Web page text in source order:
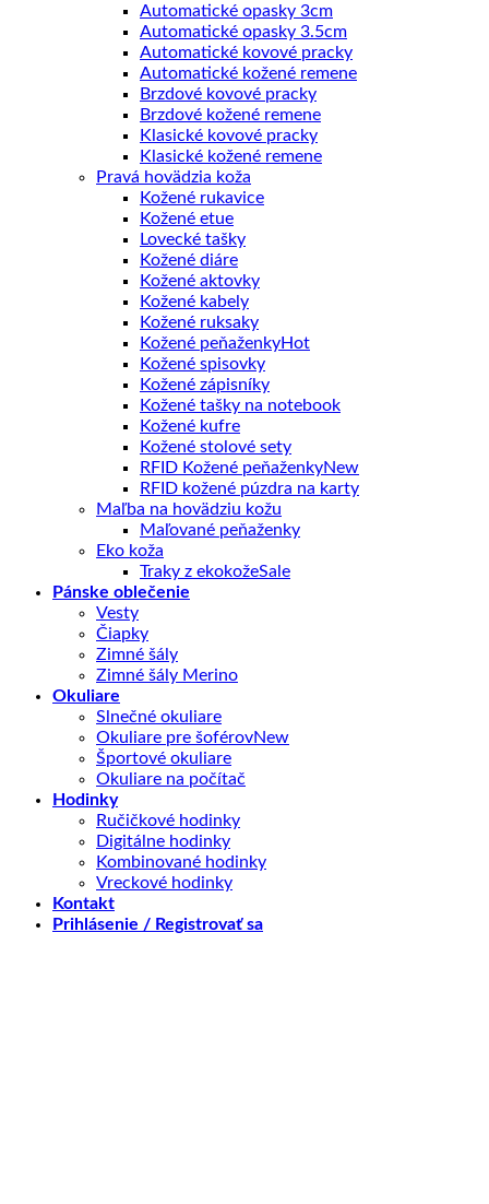
Automatické opasky 3cm
Automatické opasky 3.5cm
Automatické kovové pracky
Automatické kožené remene
Brzdové kovové pracky
Brzdové kožené remene
Klasické kovové pracky
Klasické kožené remene
Pravá hovädzia koža
Kožené rukavice
Kožené etue
Lovecké tašky
Kožené diáre
Kožené aktovky
Kožené kabely
Kožené ruksaky
Kožené peňaženky
Kožené spisovky
Kožené zápisníky
Kožené tašky na notebook
Kožené kufre
Kožené stolové sety
RFID Kožené peňaženky
RFID kožené púzdra na karty
Maľba na hovädziu kožu
Maľované peňaženky
Eko koža
Traky z ekokože
Pánske oblečenie
Vesty
Čiapky
Zimné šály
Zimné šály Merino
Okuliare
Slnečné okuliare
Okuliare pre šoférov
Športové okuliare
Okuliare na počítač
Hodinky
Ručičkové hodinky
Digitálne hodinky
Kombinované hodinky
Vreckové hodinky
Kontakt
Prihlásenie / Registrovať sa